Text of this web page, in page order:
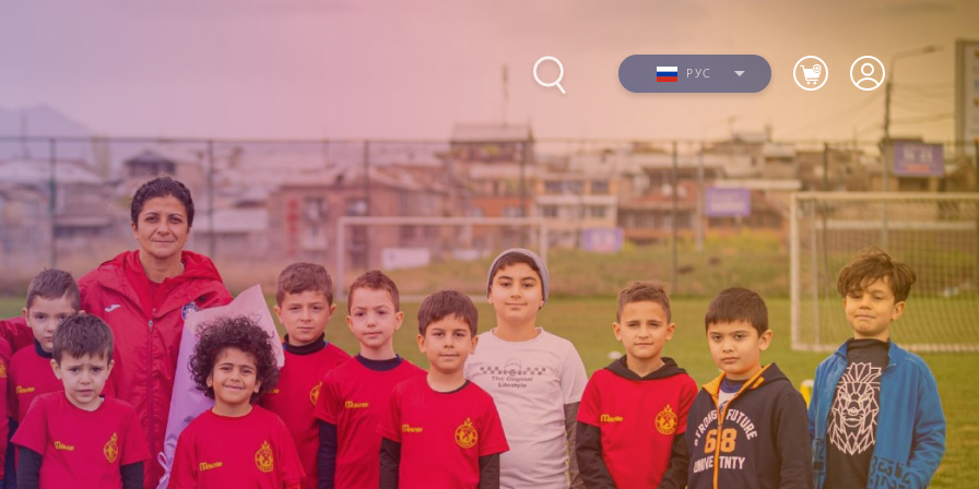
Матчи
Турнирная
Таблица
Структура
академии
Пюник 2009
Пюник 2010
Пюник 2011-1
Пюник 2011-2
Пюник 2012-1
Приём в
академию
детей
2017 -
2021
годов
рождения
Фото
Видео
РУС